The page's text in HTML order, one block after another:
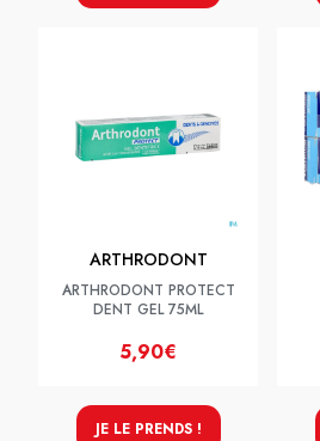
ARTHRODONT
ARTHRODONT PROTECT
DENT GEL 75ML
5,90€
JE LE PRENDS !